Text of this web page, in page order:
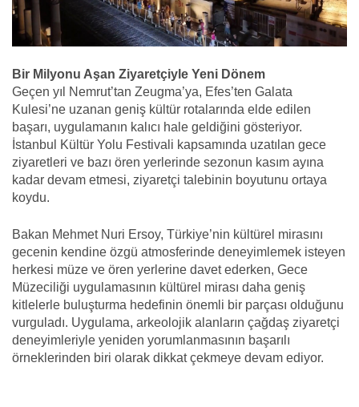
Bir Milyonu Aşan Ziyaretçiyle Yeni Dönem
Geçen yıl Nemrut’tan Zeugma’ya, Efes’ten Galata
Kulesi’ne uzanan geniş kültür rotalarında elde edilen
başarı, uygulamanın kalıcı hale geldiğini gösteriyor.
İstanbul Kültür Yolu Festivali kapsamında uzatılan gece
ziyaretleri ve bazı ören yerlerinde sezonun kasım ayına
kadar devam etmesi, ziyaretçi talebinin boyutunu ortaya
koydu.
Bakan Mehmet Nuri Ersoy, Türkiye’nin kültürel mirasını
gecenin kendine özgü atmosferinde deneyimlemek isteyen
herkesi müze ve ören yerlerine davet ederken, Gece
Müzeciliği uygulamasının kültürel mirası daha geniş
kitlelerle buluşturma hedefinin önemli bir parçası olduğunu
vurguladı. Uygulama, arkeolojik alanların çağdaş ziyaretçi
deneyimleriyle yeniden yorumlanmasının başarılı
örneklerinden biri olarak dikkat çekmeye devam ediyor.